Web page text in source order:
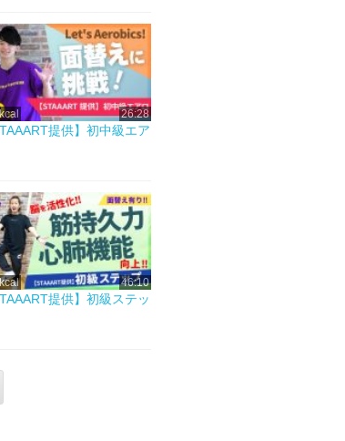
26:28
提供】初中級エア
46:10
提供】初級ステッ